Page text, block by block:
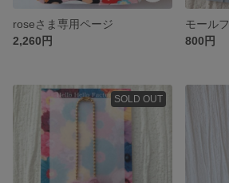
roseさま専用ページ
2,260円
800円
SOLD OUT